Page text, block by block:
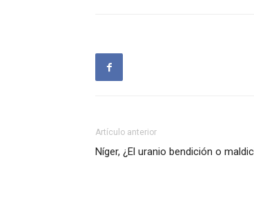
Artículo anterior
Níger, ¿El uranio bendición o